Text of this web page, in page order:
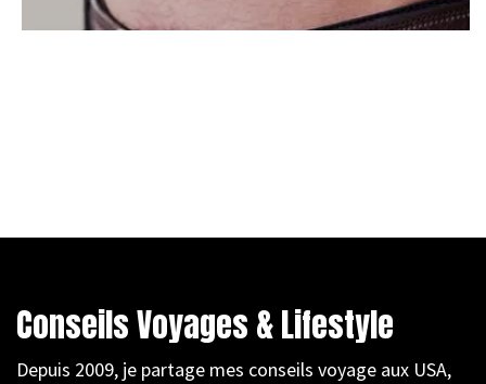
Conseils Voyages & Lifestyle
Depuis 2009, je partage mes conseils voyage aux USA,